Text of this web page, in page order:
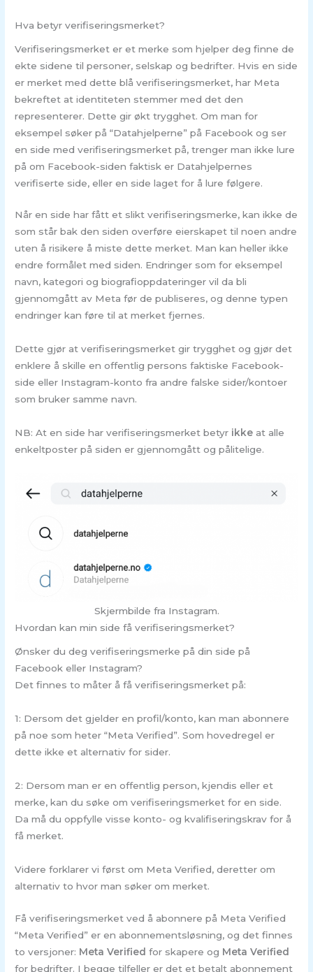
Hva betyr verifiseringsmerket?
Verifiseringsmerket er et merke som hjelper deg finne de
ekte sidene til personer, selskap og bedrifter. Hvis en side
er merket med dette blå verifiseringsmerket, har Meta
bekreftet at identiteten stemmer med det den
representerer. Dette gir økt trygghet. Om man for
eksempel søker på “Datahjelperne” på Facebook og ser
en side med verifiseringsmerket på, trenger man ikke lure
på om Facebook-siden faktisk er Datahjelpernes
verifiserte side, eller en side laget for å lure følgere.
Når en side har fått et slikt verifiseringsmerke, kan ikke de
som står bak den siden overføre eierskapet til noen andre
uten å risikere å miste dette merket. Man kan heller ikke
endre formålet med siden. Endringer som for eksempel
navn, kategori og biografioppdateringer vil da bli
gjennomgått av Meta før de publiseres, og denne typen
endringer kan føre til at merket fjernes.
Dette gjør at verifiseringsmerket gir trygghet og gjør det
enklere å skille en offentlig persons faktiske Facebook-
side eller Instagram-konto fra andre falske sider/kontoer
som bruker samme navn.
NB: At en side har verifiseringsmerket betyr ikke at alle
enkeltposter på siden er gjennomgått og pålitelige.
Skjermbilde fra Instagram.
Hvordan kan min side få verifiseringsmerket?
Ønsker du deg verifiseringsmerke på din side på
Facebook eller Instagram?
Det finnes to måter å få verifiseringsmerket på:
1: Dersom det gjelder en profil/konto, kan man abonnere
på noe som heter “Meta Verified”. Som hovedregel er
dette ikke et alternativ for sider.
2: Dersom man er en offentlig person, kjendis eller et
merke, kan du søke om verifiseringsmerket for en side.
Da må du oppfylle visse konto- og kvalifiseringskrav for å
få merket.
Videre forklarer vi først om Meta Verified, deretter om
alternativ to hvor man søker om merket.
Få verifiseringsmerket ved å abonnere på Meta Verified
“Meta Verified” er en abonnementsløsning, og det finnes
to versjoner: Meta Verified for skapere og Meta Verified
for bedrifter. I begge tilfeller er det et betalt abonnement